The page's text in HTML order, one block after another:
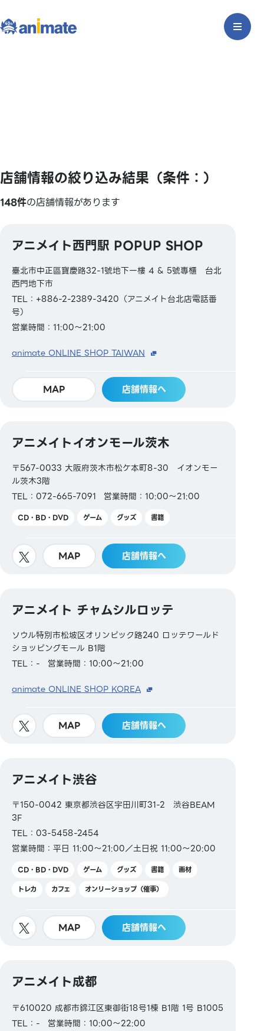
店舗情報の絞り込み結果（条件：）
148件の店舗情報があります
アニメイト西門駅 POPUP SHOP
臺北市中正區寶慶路32-1號地下一樓 4 & 5號專櫃 台北
西門地下市
TEL：+886-2-2389-3420（アニメイト台北店電話番
号）
営業時間：11:00～21:00
animate ONLINE SHOP TAIWAN
MAP 店舗情報へ
アニメイトイオンモール茨木
〒567-0033 大阪府茨木市松ケ本町8-30 イオンモー
ル茨木3階
TEL：072-665-7091
営業時間：10:00～21:00
CD・BD・DVD ゲーム グッズ 書籍
MAP 店舗情報へ
アニメイト チャムシルロッテ
ソウル特別市松坡区オリンピック路240 ロッテワールド
ショッピングモール B1階
TEL：-
営業時間：10:00～21:00
animate ONLINE SHOP KOREA
MAP 店舗情報へ
アニメイト渋谷
〒150-0042 東京都渋谷区宇田川町31-2 渋谷BEAM
3F
TEL：03-5458-2454
営業時間：平日 11:00～21:00／土日祝 11:00～20:00
CD・BD・DVD ゲーム グッズ 書籍
画材
トレカ
カフェ オンリーショップ（催事）
MAP 店舗情報へ
アニメイト成都
〒610020 成都市錦江区東御街18号1棟 B1階 1号 B1005
TEL：-
営業時間：10:00～22:00